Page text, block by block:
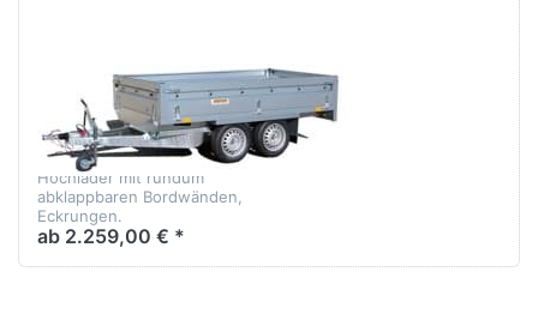
Nordica N13-
263-2
Hochlader mit rundum
abklappbaren Bordwänden,
Eckrungen.
ab 2.259,00 € *